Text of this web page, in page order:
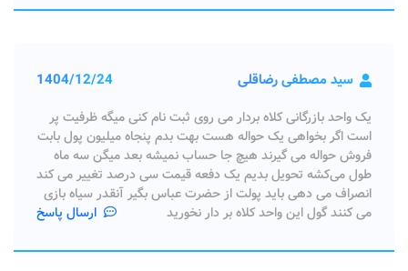
سید مصطفی رضاقلی 1404/12/24
یک واحد بازرگانی کلاه بردار می روی ثبت نام کنی میگه ظرفیت پر
است اگر بخواهی یک حواله هست بهت بدم پنجاه میلیون پول بابت
فروش حواله می گیرند هیچ جا حساب نمیشه بعد میگن سه ماه
طول می‌کشه تحویل بدیم یک دفعه قیمت سی درصد تغییر می کند
انصراف می دهی باید پولت از حضرت عباس بگیر آنقدر سیاه بازی
می کنند گول این واحد کلاه بر دار نخورید
ارسال پاسخ